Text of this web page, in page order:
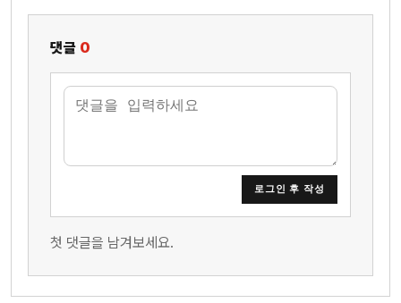
댓글 0
로그인 후 작성
첫 댓글을 남겨보세요.